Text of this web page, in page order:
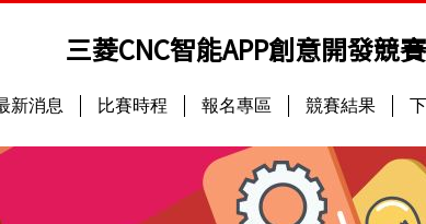
三菱CNC智能APP創意開發競賽
新消息 比賽時程 報名專區 競賽結果